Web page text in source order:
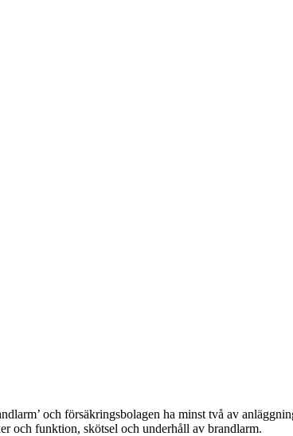
och försäkringsbolagen ha minst två av
och funktion, skötsel och underhåll av brandlarm.